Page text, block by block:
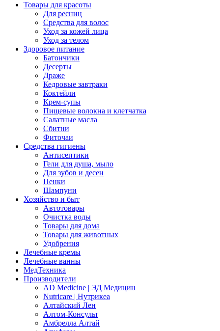
Товары для красоты
Для ресниц
Средства для волос
Уход за кожей лица
Уход за телом
Здоровое питание
Батончики
Десерты
Драже
Кедровые завтраки
Коктейли
Крем-супы
Пищевые волокна и клетчатка
Салатные масла
Сбитни
Фиточаи
Средства гигиены
Антисептики
Гели для душа, мыло
Для зубов и десен
Пенки
Шампуни
Хозяйство и быт
Автотовары
Очистка воды
Товары для дома
Товары для животных
Удобрения
Лечебные кремы
Лечебные ванны
МедТехника
Производители
AD Medicine | ЭД Медицин
Nutricare | Нутрикеа
Алтайский Лен
Алтом-Консульт
Амбрелла Алтай